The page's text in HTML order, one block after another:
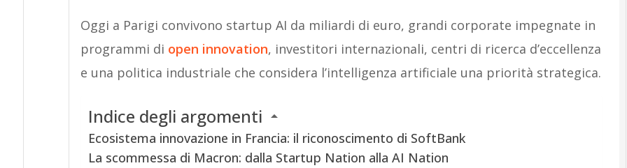
Oggi a Parigi convivono startup AI da miliardi di euro, grandi corporate impegnate in
programmi di open innovation, investitori internazionali, centri di ricerca d’eccellenza
e una politica industriale che considera l’intelligenza artificiale una priorità strategica.
Indice degli argomenti
Ecosistema innovazione in Francia: il riconoscimento di SoftBank
La scommessa di Macron: dalla Startup Nation alla AI Nation